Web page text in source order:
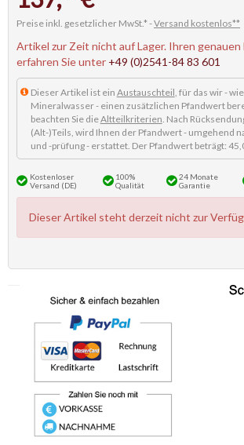
Preise inkl. gesetzlicher MwSt.* -Versand kostenlos**
Artikel zur Zeit nicht auf Lager. Ihren
erfahren Sie unter +49 (0)2541-84 83 601
Dieser Artikel ist ein Austauschteil , für das wir -
Mineralwasser - einen zusätzlichen Pfandwert
beachten Sie dieAltteilkriterien . Nach
(Alt-)Teils, wird Ihnen der Pfandwert - umgehend
und -prüfung - erstattet. Der Pfandwert beträgt:
Kostenloser
Versand (DE)
100%
Qualität
24 Monate
Garantie
Dieser Artikel steht derzeit nicht zur